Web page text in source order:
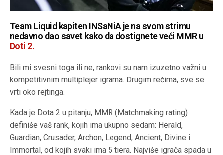
Team Liquid kapiten INSaNiA je na svom strimu
nedavno dao savet kako da dostignete veći MMR u
Doti 2.
Bili mi svesni toga ili ne, rankovi su nam izuzetno važni u
kompetitivnim multiplejer igrama. Drugim rečima, sve se
vrti oko rejtinga.
Kada je Dota 2 u pitanju, MMR (Matchmaking rating)
definiše vaš rank, kojih ima ukupno sedam: Herald,
Guardian, Crusader, Archon, Legend, Ancient, Divine i
Immortal, od kojih svaki ima 5 tiera. Najviše igrača spada u